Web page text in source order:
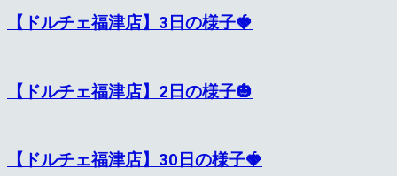
【ドルチェ福津店】3日の様子🍓
【ドルチェ福津店】2日の様子🎃
【ドルチェ福津店】30日の様子🍓